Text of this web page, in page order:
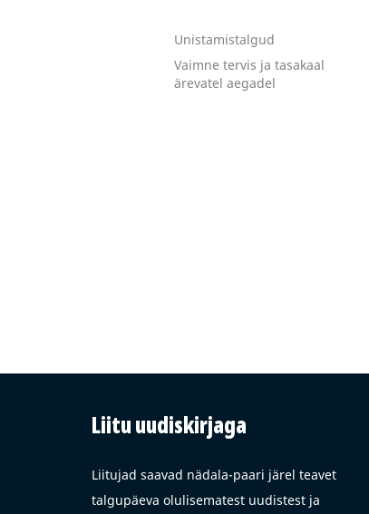
Unistamistalgud
Vaimne tervis ja tasakaal
ärevatel aegadel
Liitu uudiskirjaga
Liitujad saavad nädala-paari järel teavet
talgupäeva olulisematest uudistest ja